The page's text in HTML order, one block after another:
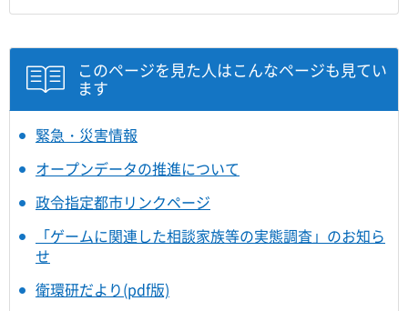
このページを見た人はこんなページも見てい
ます
緊急・災害情報
オープンデータの推進について
政令指定都市リンクページ
「ゲームに関連した相談家族等の実態調査」のお知ら
せ
衛環研だより(pdf版)